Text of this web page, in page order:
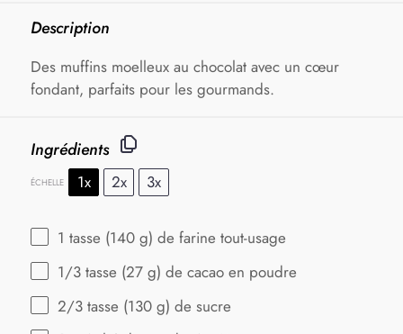
Description
Des muffins moelleux au chocolat avec un cœur
fondant, parfaits pour les gourmands.
Ingrédients
ÉCHELLE 1x 2x 3x
1 tasse (140 g) de farine tout-usage
1/3 tasse (27 g) de cacao en poudre
2/3 tasse (130 g) de sucre